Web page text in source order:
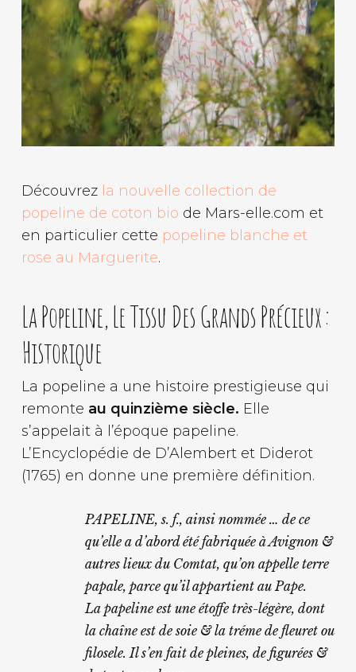
Découvrez la nouvelle collection de
popeline de coton bio de Mars-elle.com et
en particulier cette popeline blanche et
rose au Marguerite.
La Popeline, Le Tissu Des Grands Précieux :
Historique
La popeline a une histoire prestigieuse qui
remonte au quinzième siècle. Elle
s’appelait à l’époque papeline.
L’Encyclopédie de D’Alembert et Diderot
(1765) en donne une première définition.
PAPELINE, s. f., ainsi nommée … de ce
qu’elle a d’abord été fabriquée à Avignon &
autres lieux du Comtat, qu’on appelle terre
papale, parce qu’il appartient au Pape.
La papeline est une étoffe très-légère, dont
la chaîne est de soie & la tréme de fleuret ou
filosele. Il s’en fait de pleines, de figurées &